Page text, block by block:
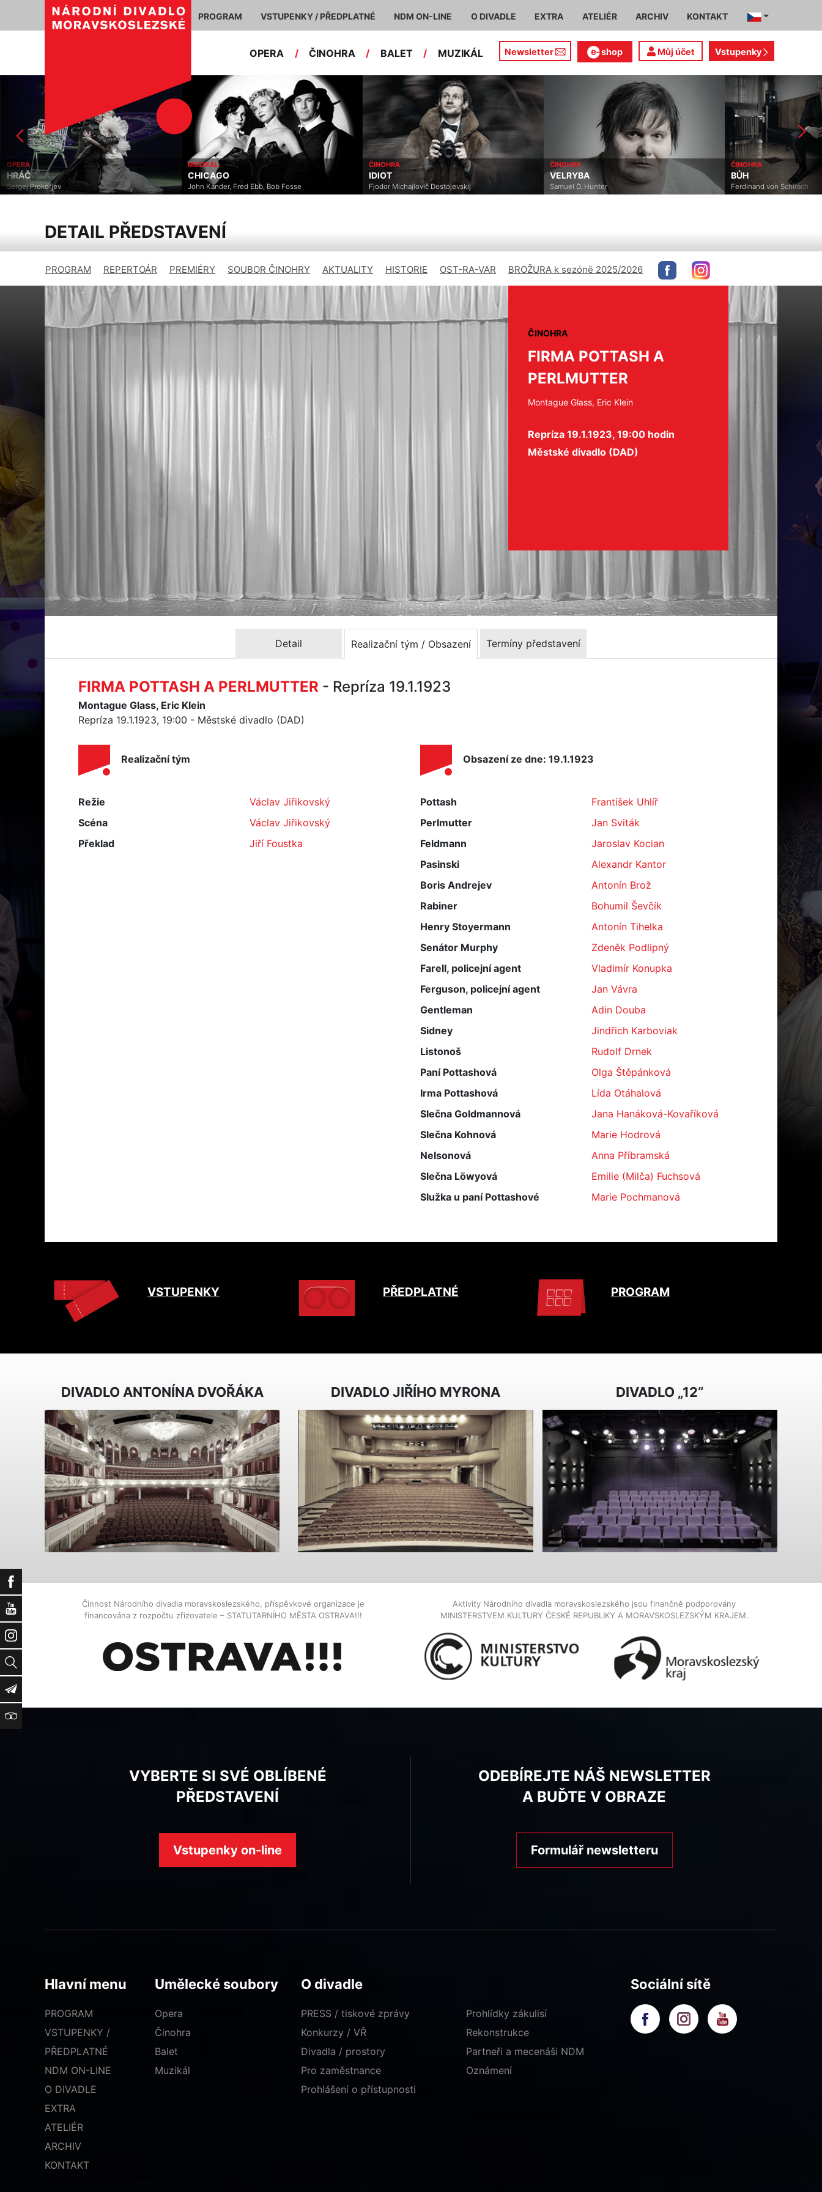
Facebook
YouTube
Instagram
Vyhledat
Newsletter
TripAdvisor
PROGRAM VSTUPENKY / PŘEDPLATNÉ NDM ON-LINE O DIVADLE EXTRA ATELIÉR ARCHIV KONTAKT
OPERA / ČINOHRA / BALET / MUZIKÁL Newsletter shop Můj účet Vstupenky
OPERA
HRÁČ
Sergej Prokofjev
MUZIKÁL
CHICAGO
John Kander, Fred Ebb, Bob Fosse
ČINOHRA
IDIOT
Fjodor Michajlovič Dostojevskij
ČINOHRA
VELRYBA
Samuel D. Hunter
ČINOHRA
BŮH
Ferdinand von Schirach
DETAIL PŘEDSTAVENÍ
PROGRAM REPERTOÁR PREMIÉRY SOUBOR ČINOHRY AKTUALITY HISTORIE OST-RA-VAR BROŽURA k sezóně 2025/2026
ČINOHRA
FIRMA POTTASH A
PERLMUTTER
Montague Glass, Eric Klein
Repríza 19.1.1923, 19:00 hodin
Městské divadlo (DAD)
Detail Realizační tým / Obsazení Termíny představení
FIRMA POTTASH A PERLMUTTER - Repríza 19.1.1923
Montague Glass, Eric Klein
Repríza 19.1.1923, 19:00 - Městské divadlo (DAD)
Realizační tým
Režie
Václav Jiřikovský
Scéna
Václav Jiřikovský
Překlad
Jiří Foustka
Obsazení ze dne: 19.1.1923
Pottash
František Uhlíř
Perlmutter
Jan Sviták
Feldmann
Jaroslav Kocian
Pasinski
Alexandr Kantor
Boris Andrejev
Antonín Brož
Rabiner
Bohumil Ševčík
Henry Stoyermann
Antonín Tihelka
Senátor Murphy
Zdeněk Podlipný
Farell, policejní agent
Vladimír Konupka
Ferguson, policejní agent
Jan Vávra
Gentleman
Adin Douba
Sidney
Jindřich Karboviak
Listonoš
Rudolf Drnek
Paní Pottashová
Olga Štěpánková
Irma Pottashová
Lída Otáhalová
Slečna Goldmannová
Jana Hanáková-Kovaříková
Slečna Kohnová
Marie Hodrová
Nelsonová
Anna Příbramská
Slečna Löwyová
Emilie (Milča) Fuchsová
Služka u paní Pottashové
Marie Pochmanová
VSTUPENKY PŘEDPLATNÉ PROGRAM
DIVADLO ANTONÍNA DVOŘÁKA DIVADLO JIŘÍHO MYRONA DIVADLO „12“
Činnost Národního divadla moravskoslezského, příspěvkové organizace je
financována z rozpočtu zřizovatele – STATUTARNÍHO MĚSTA OSTRAVA!!!
Aktivity Národního divadla moravskoslezského jsou finančně podporovány
MINISTERSTVEM KULTURY ČESKÉ REPUBLIKY A MORAVSKOSLEZSKÝM KRAJEM.
VYBERTE SI SVÉ OBLÍBENÉ
PŘEDSTAVENÍ
Vstupenky on-line
ODEBÍREJTE NÁŠ NEWSLETTER
A BUĎTE V OBRAZE
Formulář newsletteru
Hlavní menu
PROGRAM
VSTUPENKY /
PŘEDPLATNÉ
NDM ON-LINE
O DIVADLE
EXTRA
ATELIÉR
ARCHIV
KONTAKT
Umělecké soubory
Opera
Činohra
Balet
Muzikál
O divadle
PRESS / tiskové zprávy
Konkurzy / VŘ
Divadla / prostory
Prohlídky zákulisí
Rekonstrukce
Partneři a mecenáši NDM
Pro zaměstnance
Oznámení
Prohlášení o přístupnosti
Sociální sítě